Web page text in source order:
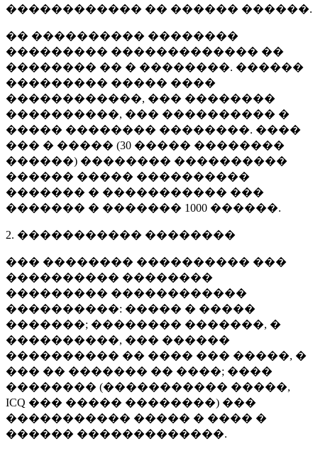
������������ �� ������ ������.
�� ���������� ��������
��������� ������������� ��
�������� �� � ��������. ������
��������� ����� ����
������������, ��� ��������
����������, ��� ���������� �
����� �������� ��������. ����
��� � ����� (30 ����� ��������
������) �������� ����������
������ ����� ����������
������� � ����������� ���
������� � ������� 1000 ������.
2. ����������� ��������
��� �������� ���������� ���
���������� ��������
��������� ������������
����������: ����� � �����
�������; �������� �������, �
����������, ��� ������
���������� �� ���� ��� �����, �
��� �� ������� �� ����; ����
�������� (����������� �����,
ICQ ��� ����� ��������) ���
����������� ����� � ���� �
������ �������������.